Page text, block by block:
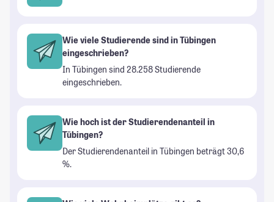
Wie viele Studierende sind in Tübingen
eingeschrieben?
In Tübingen sind 28.258 Studierende
eingeschrieben.
Wie hoch ist der Studierendenanteil in
Tübingen?
Der Studierendenanteil in Tübingen beträgt 30,6
%.